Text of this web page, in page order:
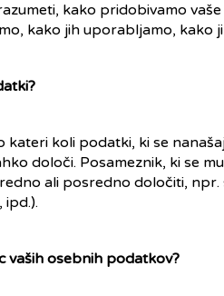
kako pridobivamo
kako jih uporabljamo, kako
kateri koli podatki, ki se
določi. Posameznik, ki se
ali posredno določiti,
ipd.).
vaših osebnih podatkov?